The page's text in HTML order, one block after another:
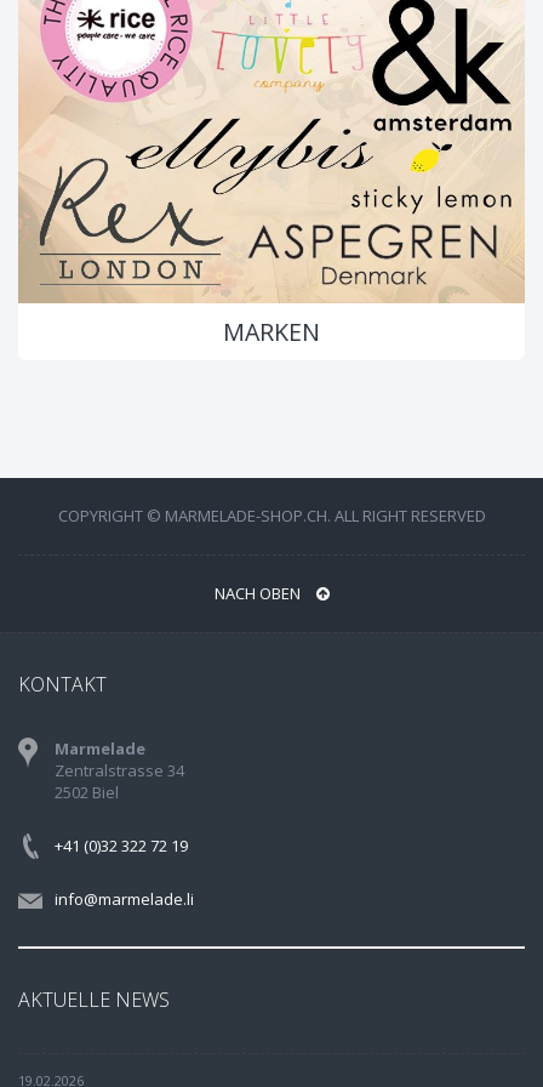
MARKEN
COPYRIGHT © MARMELADE-SHOP.CH. ALL RIGHT RESERVED
NACH OBEN
KONTAKT
Marmelade
Zentralstrasse 34
2502 Biel
+41 (0)32 322 72 19
info@marmelade.li
AKTUELLE NEWS
19.02.2026